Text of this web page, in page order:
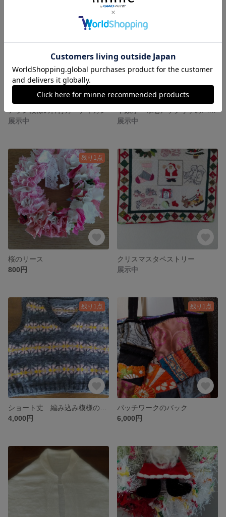
アラン模様の衿付カーディガン
展示中
中原淳一布地アップリケのバック
展示中
残り1点
桜のリース
800円
クリスマスタペストリー
展示中
残り1点
4,000円
残り1点
パッチワークのバック
6,000円